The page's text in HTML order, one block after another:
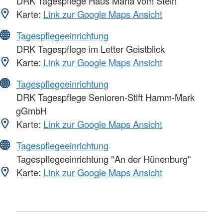
Karte: Link zur Google Maps Ansicht
Tagespflegeeinrichtung
DRK Tagespflege im Letter Geistblick
Karte: Link zur Google Maps Ansicht
Tagespflegeeinrichtung
DRK Tagespflege Senioren-Stift Hamm-Mark
gGmbH
Karte: Link zur Google Maps Ansicht
Tagespflegeeinrichtung
Tagespflegeeinrichtung "An der Hünenburg"
Karte: Link zur Google Maps Ansicht